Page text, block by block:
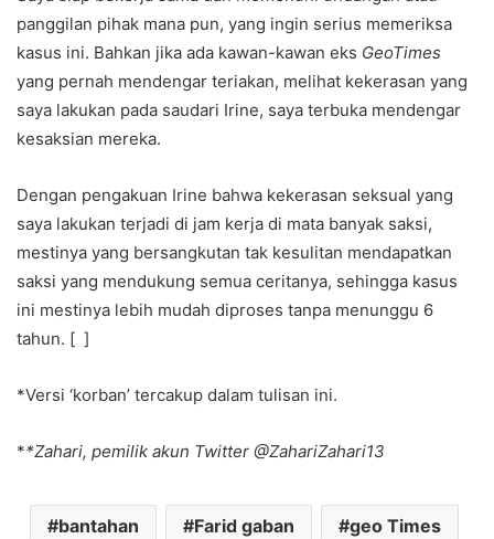
panggilan pihak mana pun, yang ingin serius memeriksa
kasus ini. Bahkan jika ada kawan-kawan eks GeoTimes
yang pernah mendengar teriakan, melihat kekerasan yang
saya lakukan pada saudari Irine, saya terbuka mendengar
kesaksian mereka.
Dengan pengakuan Irine bahwa kekerasan seksual yang
saya lakukan terjadi di jam kerja di mata banyak saksi,
mestinya yang bersangkutan tak kesulitan mendapatkan
saksi yang mendukung semua ceritanya, sehingga kasus
ini mestinya lebih mudah diproses tanpa menunggu 6
tahun. [ ]
*Versi ‘korban’ tercakup dalam tulisan ini.
**Zahari, pemilik akun Twitter @ZahariZahari13
bantahan Farid gaban geo Times